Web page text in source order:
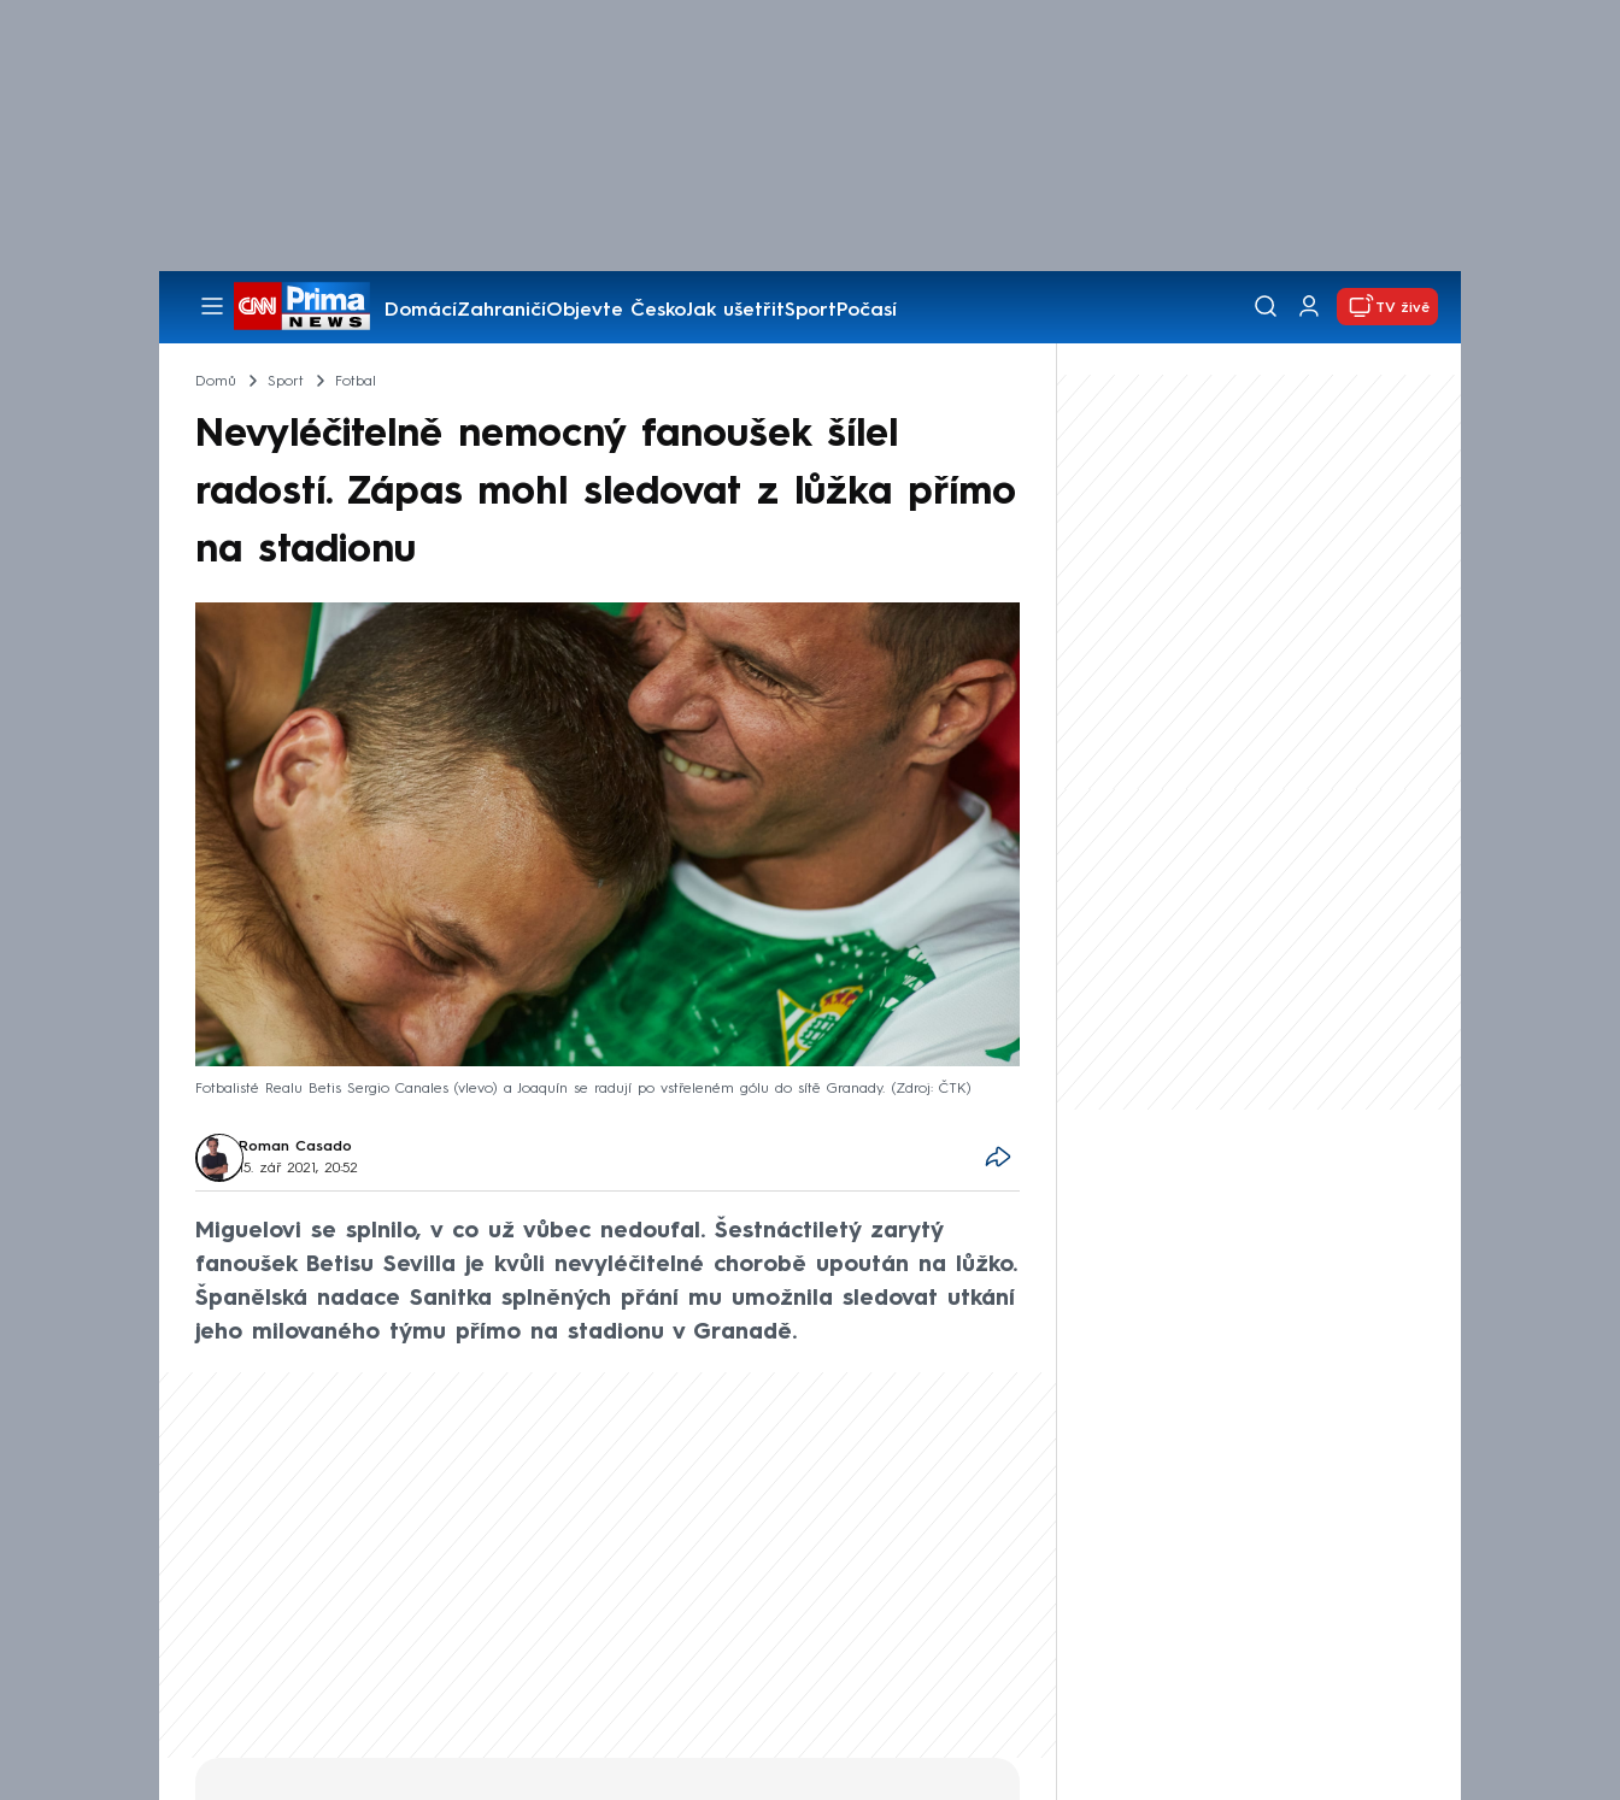
DomácíZahraničíObjevte ČeskoJak ušetřitSportPočasí
Pořady
TV živě
Domů Sport Fotbal
Nevyléčitelně nemocný fanoušek šílel
radostí. Zápas mohl sledovat z lůžka přímo
na stadionu
Fotbalisté Realu Betis Sergio Canales (vlevo) a Joaquín se radují po vstřeleném gólu do sítě Granady. Zdroj: ČTK
Roman Casado
15. zář 2021, 20:52
Miguelovi se splnilo, v co už vůbec nedoufal. Šestnáctiletý zarytý
fanoušek Betisu Sevilla je kvůli nevyléčitelné chorobě upoután na lůžko.
Španělská nadace Sanitka splněných přání mu umožnila sledovat utkání
jeho milovaného týmu přímo na stadionu v Granadě.